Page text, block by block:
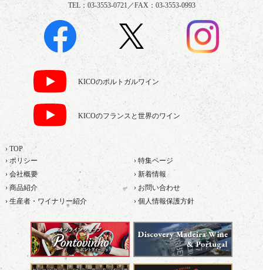
TEL：03-3553-0721／FAX：03-3553-0993
KICOのポルトガルワイン
KICOのフランスと世界のワイン
› TOP
› ポリシー
› 特集ページ
› 会社概要
› 新着情報
› 商品紹介
› お問い合わせ
› 生産者・ワイナリー紹介
› 個人情報保護方針